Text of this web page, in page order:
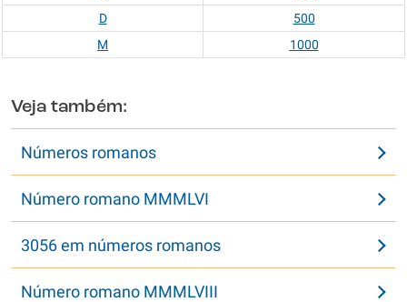
D
500
M
1000
Veja também:
Números romanos
Número romano MMMLVI
3056 em números romanos
Número romano MMMLVIII